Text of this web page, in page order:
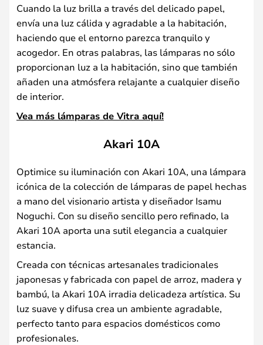
Cuando la luz brilla a través del delicado papel,
envía una luz cálida y agradable a la habitación,
haciendo que el entorno parezca tranquilo y
acogedor. En otras palabras, las lámparas no sólo
proporcionan luz a la habitación, sino que también
añaden una atmósfera relajante a cualquier diseño
de interior.
Vea más lámparas de Vitra aquí!
Akari 10A
Optimice su iluminación con Akari 10A, una lámpara
icónica de la colección de lámparas de papel hechas
a mano del visionario artista y diseñador Isamu
Noguchi. Con su diseño sencillo pero refinado, la
Akari 10A aporta una sutil elegancia a cualquier
estancia.
Creada con técnicas artesanales tradicionales
japonesas y fabricada con papel de arroz, madera y
bambú, la Akari 10A irradia delicadeza artística. Su
luz suave y difusa crea un ambiente agradable,
perfecto tanto para espacios domésticos como
profesionales.